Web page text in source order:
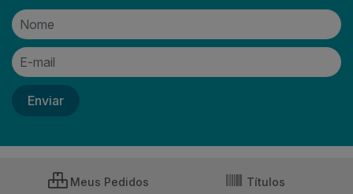
Meus Pedidos Títulos